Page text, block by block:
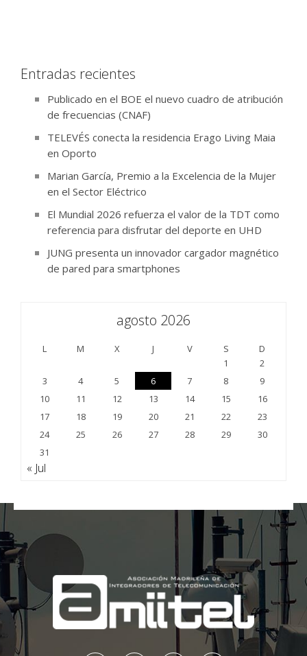
Entradas recientes
Publicado en el BOE el nuevo cuadro de atribución
de frecuencias (CNAF)
TELEVÉS conecta la residencia Erago Living Maia
en Oporto
Marian García, Premio a la Excelencia de la Mujer
en el Sector Eléctrico
El Mundial 2026 refuerza el valor de la TDT como
referencia para disfrutar del deporte en UHD
JUNG presenta un innovador cargador magnético
de pared para smartphones
agosto 2026
L M X J V S
D
1
2
3
4 5 6 7 8
9
10
11 12 13 14 15
16
17
18 19 20 21 22
23
24
25 26 27 28 29
30
31
« Jul
;